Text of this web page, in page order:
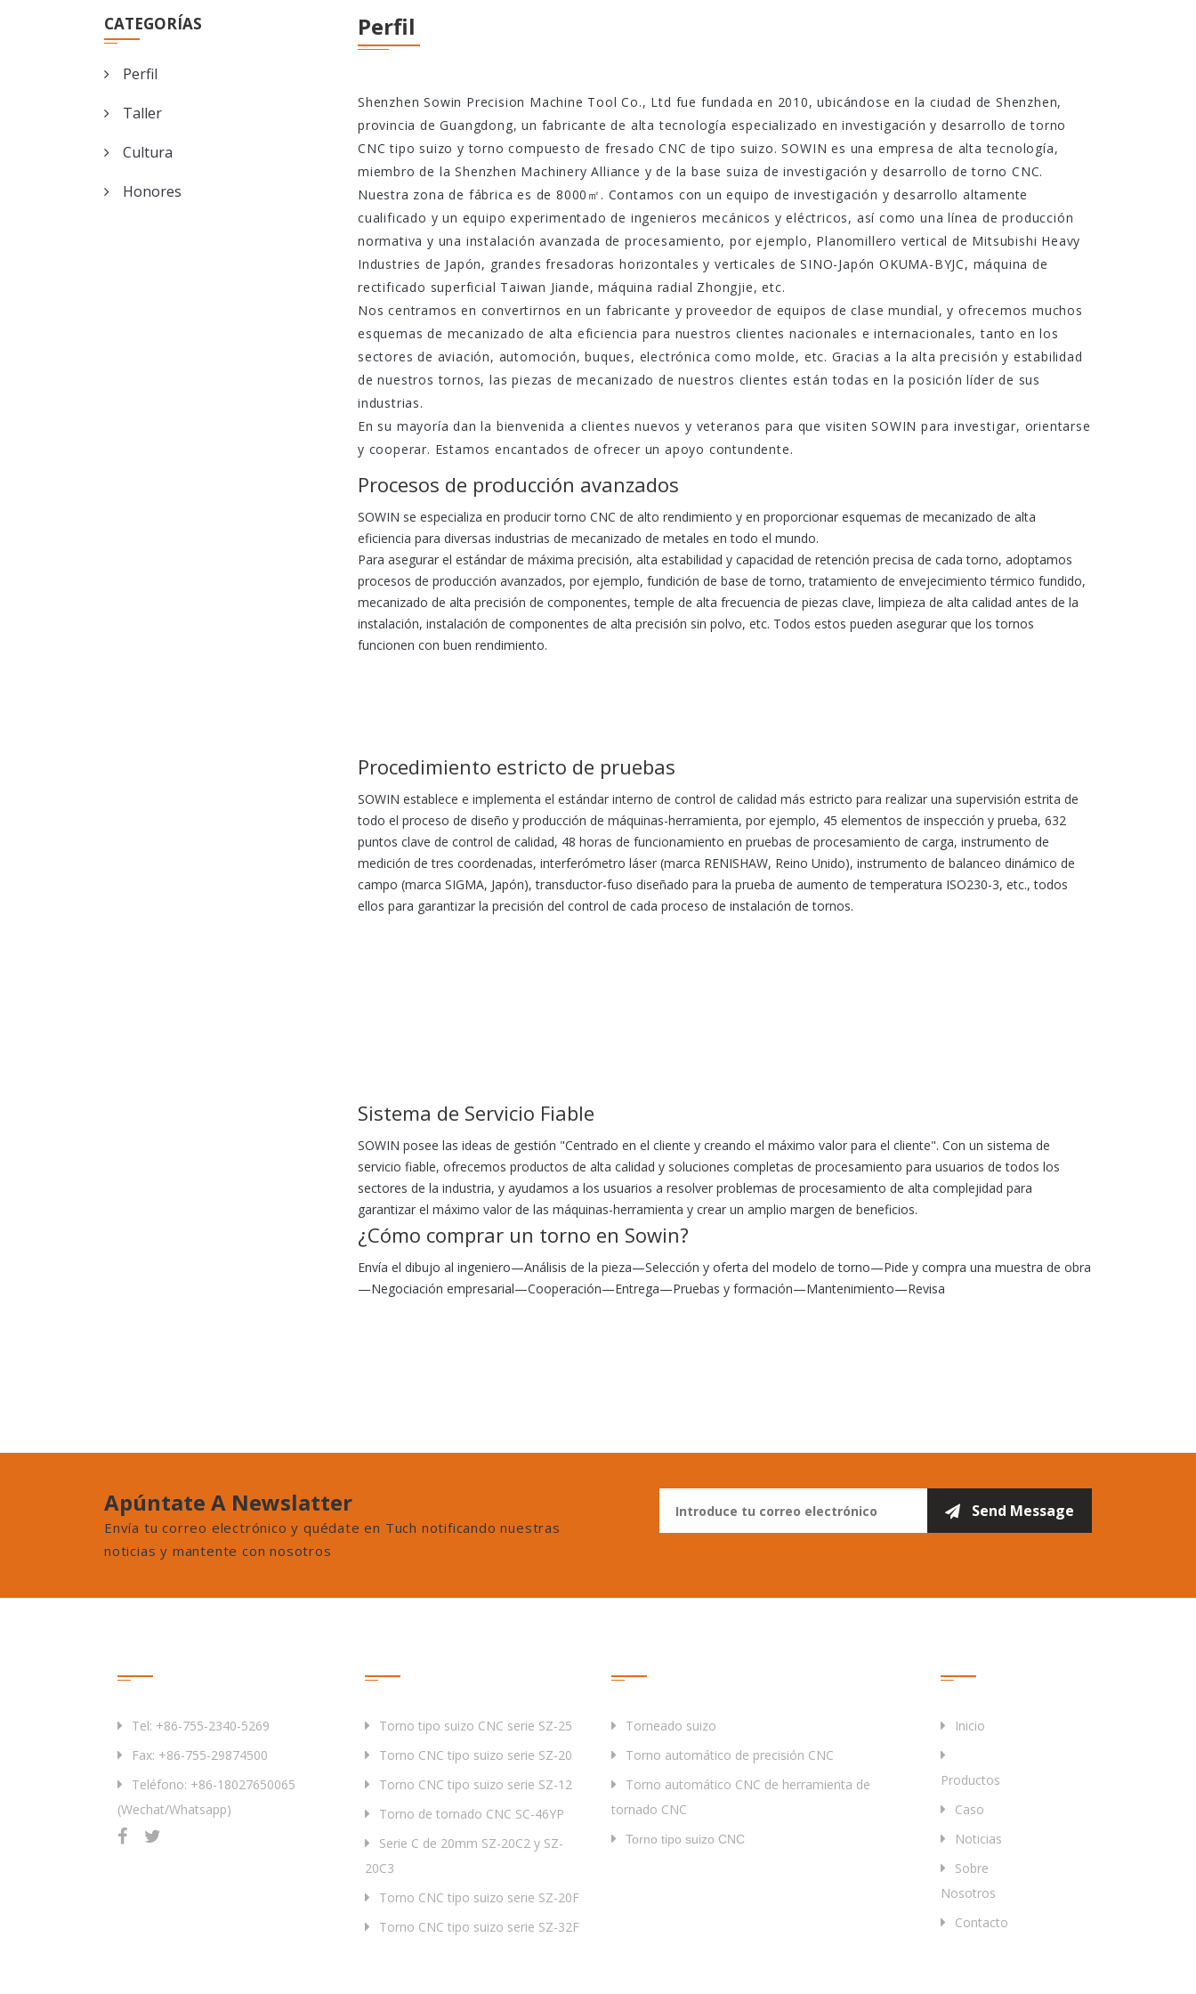
CATEGORÍAS
Perfil
Taller
Cultura
Honores
Perfil
Shenzhen Sowin Precision Machine Tool Co., Ltd fue fundada en 2010, ubicándose en la ciudad de Shenzhen,
provincia de Guangdong, un fabricante de alta tecnología especializado en investigación y desarrollo de torno
CNC tipo suizo y torno compuesto de fresado CNC de tipo suizo. SOWIN es una empresa de alta tecnología,
miembro de la Shenzhen Machinery Alliance y de la base suiza de investigación y desarrollo de torno CNC.
Nuestra zona de fábrica es de 8000㎡. Contamos con un equipo de investigación y desarrollo altamente
cualificado y un equipo experimentado de ingenieros mecánicos y eléctricos, así como una línea de producción
normativa y una instalación avanzada de procesamiento, por ejemplo, Planomillero vertical de Mitsubishi Heavy
Industries de Japón, grandes fresadoras horizontales y verticales de SINO-Japón OKUMA-BYJC, máquina de
rectificado superficial Taiwan Jiande, máquina radial Zhongjie, etc.
Nos centramos en convertirnos en un fabricante y proveedor de equipos de clase mundial, y ofrecemos muchos
esquemas de mecanizado de alta eficiencia para nuestros clientes nacionales e internacionales, tanto en los
sectores de aviación, automoción, buques, electrónica como molde, etc. Gracias a la alta precisión y estabilidad
de nuestros tornos, las piezas de mecanizado de nuestros clientes están todas en la posición líder de sus
industrias.
En su mayoría dan la bienvenida a clientes nuevos y veteranos para que visiten SOWIN para investigar, orientarse
y cooperar. Estamos encantados de ofrecer un apoyo contundente.
Procesos de producción avanzados
SOWIN se especializa en producir torno CNC de alto rendimiento y en proporcionar esquemas de mecanizado de alta
eficiencia para diversas industrias de mecanizado de metales en todo el mundo.
Para asegurar el estándar de máxima precisión, alta estabilidad y capacidad de retención precisa de cada torno, adoptamos
procesos de producción avanzados, por ejemplo, fundición de base de torno, tratamiento de envejecimiento térmico fundido,
mecanizado de alta precisión de componentes, temple de alta frecuencia de piezas clave, limpieza de alta calidad antes de la
instalación, instalación de componentes de alta precisión sin polvo, etc. Todos estos pueden asegurar que los tornos
funcionen con buen rendimiento.
Procedimiento estricto de pruebas
SOWIN establece e implementa el estándar interno de control de calidad más estricto para realizar una supervisión estrita de
todo el proceso de diseño y producción de máquinas-herramienta, por ejemplo, 45 elementos de inspección y prueba, 632
puntos clave de control de calidad, 48 horas de funcionamiento en pruebas de procesamiento de carga, instrumento de
medición de tres coordenadas, interferómetro láser (marca RENISHAW, Reino Unido), instrumento de balanceo dinámico de
campo (marca SIGMA, Japón), transductor-fuso diseñado para la prueba de aumento de temperatura ISO230-3, etc., todos
ellos para garantizar la precisión del control de cada proceso de instalación de tornos.
Sistema de Servicio Fiable
SOWIN posee las ideas de gestión "Centrado en el cliente y creando el máximo valor para el cliente". Con un sistema de
servicio fiable, ofrecemos productos de alta calidad y soluciones completas de procesamiento para usuarios de todos los
sectores de la industria, y ayudamos a los usuarios a resolver problemas de procesamiento de alta complejidad para
garantizar el máximo valor de las máquinas-herramienta y crear un amplio margen de beneficios.
¿Cómo comprar un torno en Sowin?
Envía el dibujo al ingeniero—Análisis de la pieza—Selección y oferta del modelo de torno—Pide y compra una muestra de obra
—Negociación empresarial—Cooperación—Entrega—Pruebas y formación—Mantenimiento—Revisa
Apúntate A Newslatter
Envía tu correo electrónico y quédate en Tuch notificando nuestras
noticias y mantente con nosotros
Tel: +86-755-2340-5269
Fax: +86-755-29874500
Teléfono: +86-18027650065
(Wechat/Whatsapp)
Torno tipo suizo CNC serie SZ-25
Torno CNC tipo suizo serie SZ-20
Torno CNC tipo suizo serie SZ-12
Torno de tornado CNC SC-46YP
Serie C de 20mm SZ-20C2 y SZ-
20C3
Torno CNC tipo suizo serie SZ-20F
Torno CNC tipo suizo serie SZ-32F
Torneado suizo
Torno automático de precisión CNC
Torno automático CNC de herramienta de
tornado CNC
Torno tipo suizo CNC
Inicio
Productos
Caso
Noticias
Sobre
Nosotros
Contacto